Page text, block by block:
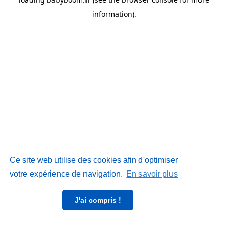
Ce site web utilise des cookies afin d'optimiser
votre expérience de navigation. En savoir plus
J'ai compris !
information).